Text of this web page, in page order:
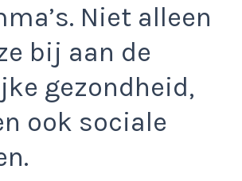
Niet alleen
bij aan de
gezondheid,
ook sociale